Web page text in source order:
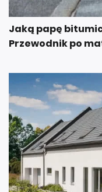
Jaką papę
Przewodnik po